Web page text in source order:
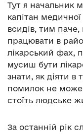
Тут я начальник
капітан
всидів, тим
працювати в
лікарський фах,
мусиш бути
знати, як діяти в
помилок не може
стоїть людське
За останній рік